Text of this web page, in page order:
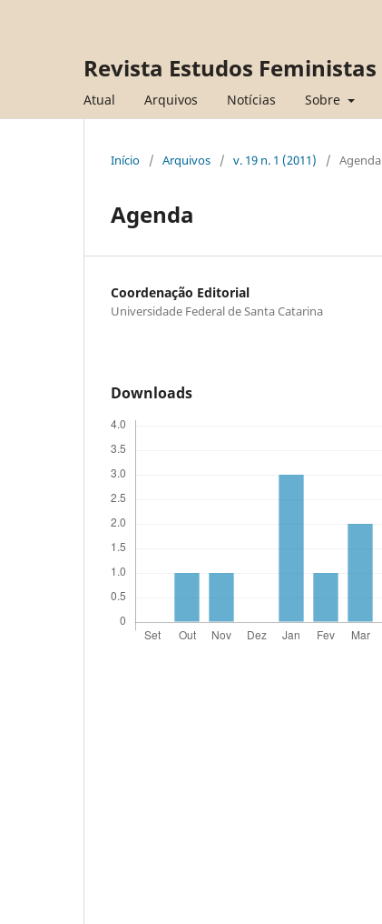
Revista Estudos Feministas
Atual Arquivos Notícias Sobre
Início / Arquivos / v. 19 n. 1 (2011) / Agenda
Agenda
Coordenação Editorial
Universidade Federal de Santa Catarina
Downloads